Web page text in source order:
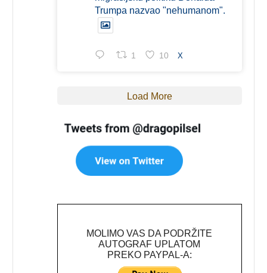
Trumpa nazvao "nehumanom".
1 10 X
Load More
MOLIMO VAS DA PODRŽITE
AUTOGRAF UPLATOM
PREKO PAYPAL-A: